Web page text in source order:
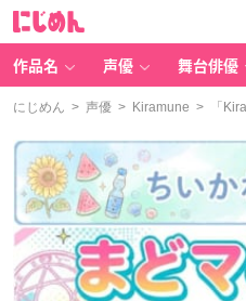
作品名 声優 舞台俳優
にじめん > 声優 > Kiramune > 「